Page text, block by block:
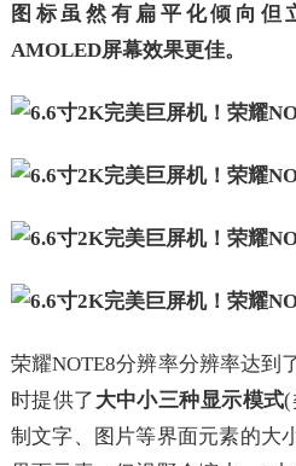
图标虽然有扁平化倾向但
AMOLED屏幕效果更佳。
荣耀NOTE8分辨率分辨率达到
时提供了 大中小三种显示模式(
制文字、图片等界面元素的大